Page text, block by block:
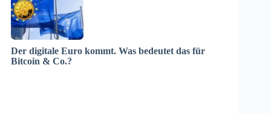
Der digitale Euro kommt. Was bedeutet das für
Bitcoin & Co.?